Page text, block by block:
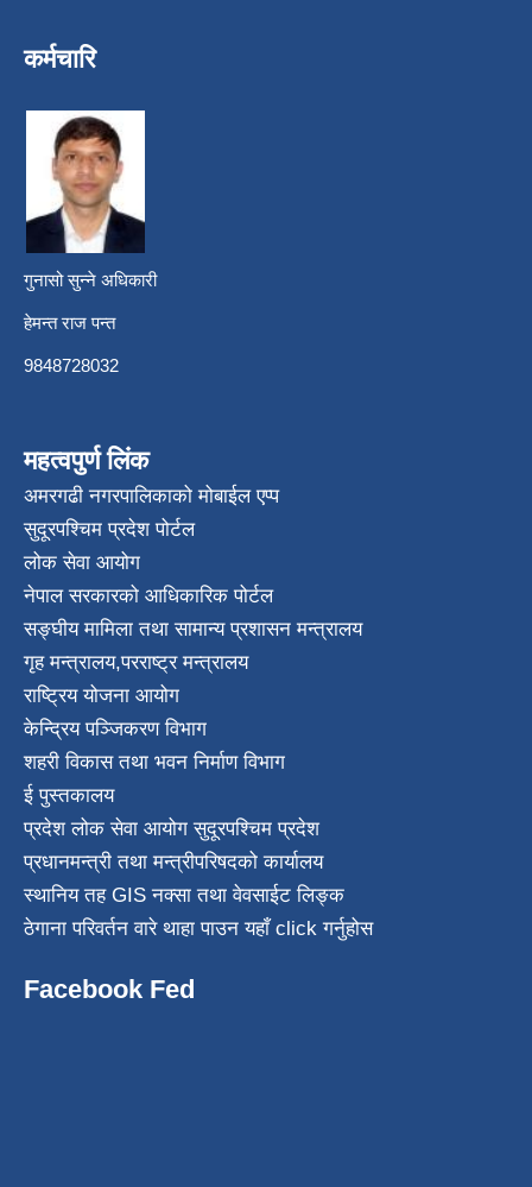
कर्मचारि
गुनासो सुन्ने अधिकारी
हेमन्त राज पन्त
9848728032
महत्वपुर्ण लिंक
अमरगढी नगरपालिकाको मोबाईल एप्प
सुदूरपश्चिम प्रदेश पोर्टल
लोक सेवा आयोग
नेपाल सरकारको आधिकारिक पोर्टल
सङ्घीय मामिला तथा सामान्य प्रशासन मन्त्रालय
गृह मन्त्रालय,परराष्ट्र मन्त्रालय
राष्ट्रिय योजना आयोग
केन्द्रिय पञ्जिकरण विभाग
शहरी विकास तथा भवन निर्माण विभाग
ई पुस्तकालय
प्रदेश लोक सेवा आयोग सुदूरपश्चिम प्रदेश
प्रधानमन्त्री तथा मन्त्रीपरिषदको कार्यालय
स्थानिय तह GIS नक्सा तथा वेवसाईट लिङ्क
ठेगाना परिवर्तन वारे थाहा पाउन यहाँ click गर्नुहोस
Facebook Fed